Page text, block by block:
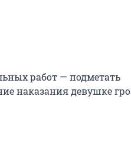
работ — подметать
наказания девушке